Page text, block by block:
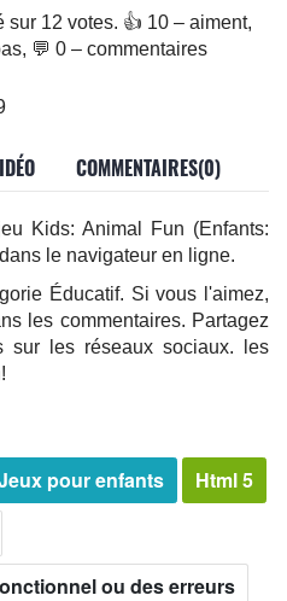
sur 12 votes. 👍 10 – aiment,
💬 0 – commentaires
COMMENTAIRES(0)
Kids: Animal Fun (Enfants:
le navigateur en ligne.
Éducatif. Si vous l'aimez,
les commentaires. Partagez
sur les réseaux sociaux. les
pour enfants
Html 5
ou des erreurs